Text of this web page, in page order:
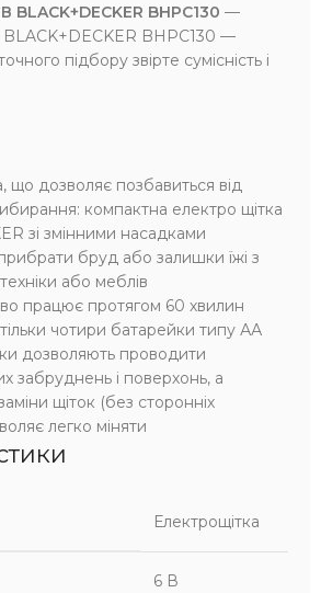
BLACK+DECKER BHPC130 —
BLACK+DECKER BHPC130 —
підбору звірте сумісність і
що дозволяє позбавиться від
компактна електро щітка
зі змінними насадками
бруд або залишки їжі з
або меблів
працює протягом 60 хвилин
чотири батарейки типу АА
дозволяють проводити
забруднень і поверхонь, а
щіток (без сторонніх
легко міняти
Електрощітка
6 В